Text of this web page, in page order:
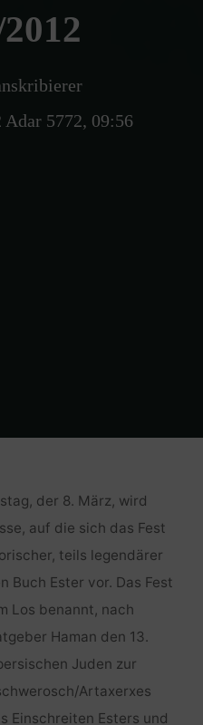
Adar 5772, 09:56
der 8. März, wird
auf die sich das Fest
teils legendärer
Buch Ester vor. Das Fest
Los benannt, nach
Haman den 13.
Juden zur
Artaxerxes
Einschreiten Esters und